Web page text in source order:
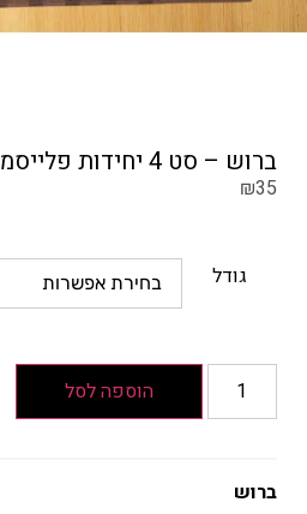
ברוש – סט 4 יחידות פלייסמנט – דגם 3
₪35
גודל
הוספה לסל
ברוש